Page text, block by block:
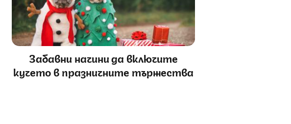
Забавни начини да включите
кучето в празничните тържества